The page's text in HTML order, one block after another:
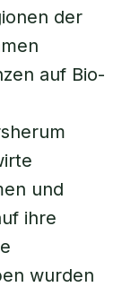
der
auf Bio-
und
ihre
wurden